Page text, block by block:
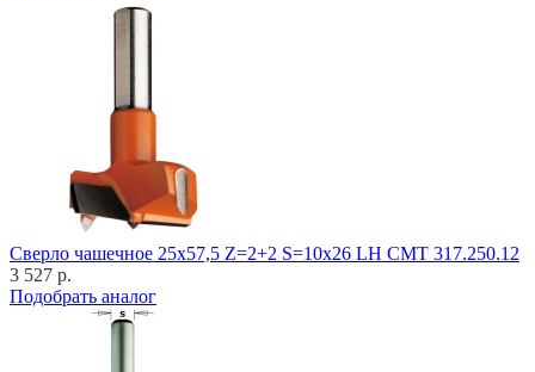
Cверло чашечное 25x57,5 Z=2+2 S=10x26 LH CMT 317.250.12
3 527 р.
Подобрать аналог